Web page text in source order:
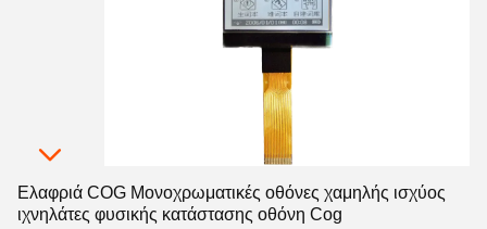
Ελαφριά COG Μονοχρωματικές οθόνες χαμηλής ισχύος
ιχνηλάτες φυσικής κατάστασης οθόνη Cog